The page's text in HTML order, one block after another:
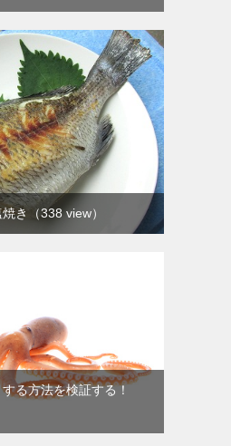
き （338 view）
る方法を検証する！